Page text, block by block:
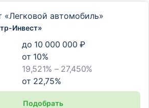
«Легковой автомобиль»
Инвест»
до 10 000 000 ₽
от 10%
19,521% – 27,450%
от 22,75%
Подобрать